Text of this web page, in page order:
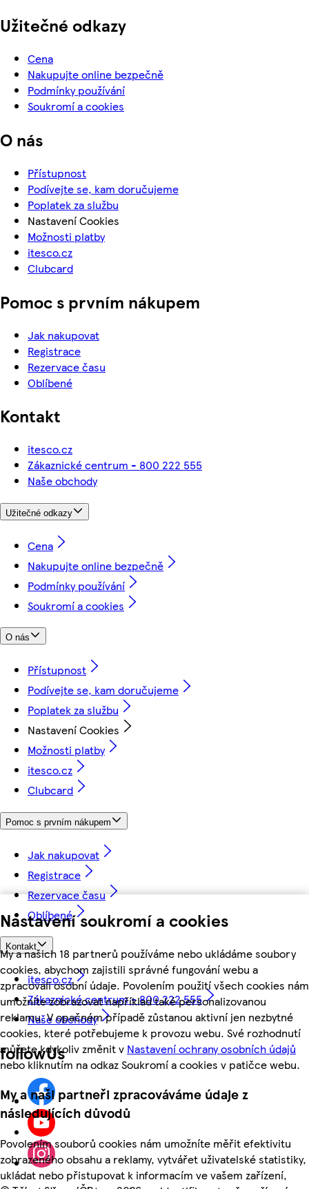
Nastavení soukromí a cookies
My a našich 18 partnerů používáme nebo ukládáme soubory
cookies, abychom zajistili správné fungování webu a
zpracovali osobní údaje. Povolením použití všech cookies nám
umožníte zobrazovat například také personalizovanou
reklamu. V opačném případě zůstanou aktivní jen nezbytné
cookies, které potřebujeme k provozu webu. Své rozhodnutí
můžete kdykoliv změnit v Nastavení ochrany osobních údajů
nebo kliknutím na odkaz Soukromí a cookies v patičce webu.
My a naši partneři zpracováváme údaje z
následujících důvodů
Povolením souborů cookies nám umožníte měřit efektivitu
zobrazeného obsahu a reklamy, vytvářet uživatelské statistiky,
ukládat nebo přistupovat k informacím ve vašem zařízení,
Užitečné odkazy
Cena
Nakupujte online bezpečně
Podmínky používání
Soukromí a cookies
O nás
Přístupnost
Podívejte se, kam doručujeme
Poplatek za službu
Nastavení Cookies
Možnosti platby
itesco.cz
Clubcard
Pomoc s prvním nákupem
Jak nakupovat
Registrace
Rezervace času
Oblíbené
Kontakt
itesco.cz
Zákaznické centrum - 800 222 555
Naše obchody
Užitečné odkazy
Cena
Nakupujte online bezpečně
Podmínky používání
Soukromí a cookies
O nás
Přístupnost
Podívejte se, kam doručujeme
Poplatek za službu
Nastavení Cookies
Možnosti platby
itesco.cz
Clubcard
Pomoc s prvním nákupem
Jak nakupovat
Registrace
Rezervace času
Oblíbené
Kontakt
itesco.cz
Zákaznické centrum - 800 222 555
Naše obchody
followUs